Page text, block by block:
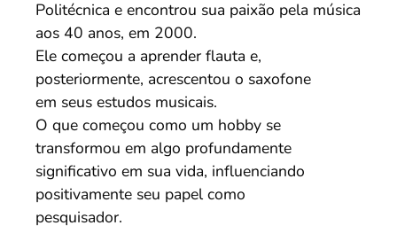
Politécnica e encontrou sua paixão pela música
aos 40 anos, em 2000.
Ele começou a aprender flauta e,
posteriormente, acrescentou o saxofone
em seus estudos musicais.
O que começou como um hobby se
transformou em algo profundamente
significativo em sua vida, influenciando
positivamente seu papel como
pesquisador.